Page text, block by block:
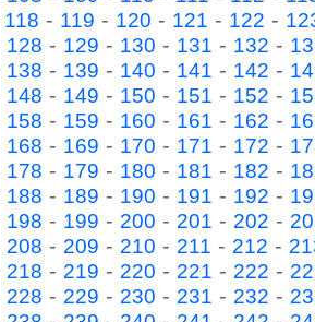
118 - 119 - 120 - 121 - 122 -
128 - 129 - 130 - 131 - 132 -
138 - 139 - 140 - 141 - 142 -
148 - 149 - 150 - 151 - 152 -
158 - 159 - 160 - 161 - 162 -
168 - 169 - 170 - 171 - 172 -
178 - 179 - 180 - 181 - 182 -
188 - 189 - 190 - 191 - 192 -
198 - 199 - 200 - 201 - 202 -
208 - 209 - 210 - 211 - 212 -
218 - 219 - 220 - 221 - 222 -
228 - 229 - 230 - 231 - 232 -